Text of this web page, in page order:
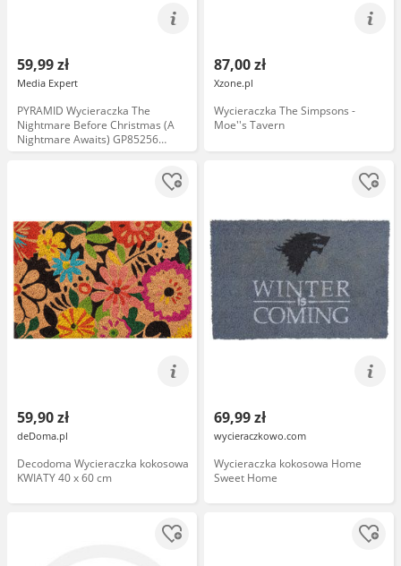
59,99 zł
Media Expert
PYRAMID Wycieraczka The
Nightmare Before Christmas (A
Nightmare Awaits) GP85256
Beżowo-czarny 40 x 60 cm
87,00 zł
Xzone.pl
Wycieraczka The Simpsons -
Moe''s Tavern
59,90 zł
deDoma.pl
Decodoma Wycieraczka kokosowa
KWIATY 40 x 60 cm
69,99 zł
wycieraczkowo.com
Wycieraczka kokosowa Home
Sweet Home